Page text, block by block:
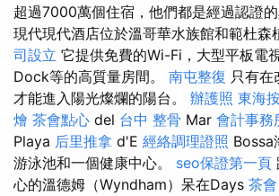
超過7000萬個住宿，他們都是經過認證
現代現代酒店位於溫哥華水族館和範杜森
司設立 它提供免費的Wi-Fi，大型平板電
Dock等的高質量房間。 南屯整復 只有在
才能進入陽光燦爛的陽台。 辦護照 東海
燴 茶會點心 del 台中 整骨 Mar 會計事務
Playa 后里推拿 d'E 經絡調理證照 Bossa
游泳池和一個健康中心。 seo保證第一頁
心的溫德姆（Wyndham）呆在Days 茶會